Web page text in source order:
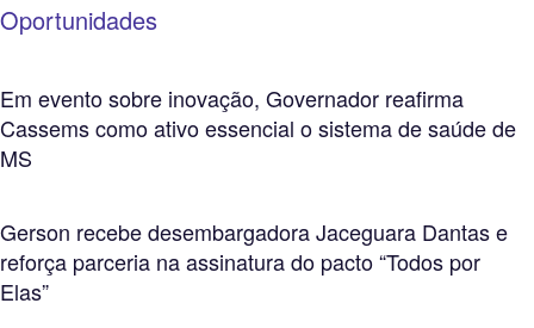
Oportunidades
Em evento sobre inovação, Governador reafirma
Cassems como ativo essencial o sistema de saúde de
MS
Gerson recebe desembargadora Jaceguara Dantas e
reforça parceria na assinatura do pacto “Todos por
Elas”